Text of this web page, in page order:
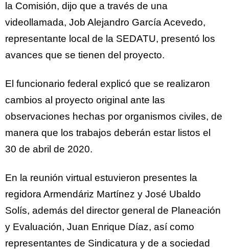
la Comisión, dijo que a través de una
videollamada, Job Alejandro García Acevedo,
representante local de la SEDATU, presentó los
avances que se tienen del proyecto.
El funcionario federal explicó que se realizaron
cambios al proyecto original ante las
observaciones hechas por organismos civiles, de
manera que los trabajos deberán estar listos el
30 de abril de 2020.
En la reunión virtual estuvieron presentes la
regidora Armendáriz Martínez y José Ubaldo
Solís, además del director general de Planeación
y Evaluación, Juan Enrique Díaz, así como
representantes de Sindicatura y de a sociedad